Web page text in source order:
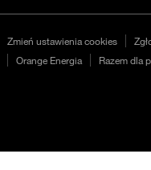
Zmień ustawienia cookies
Orange Energia Razem dla